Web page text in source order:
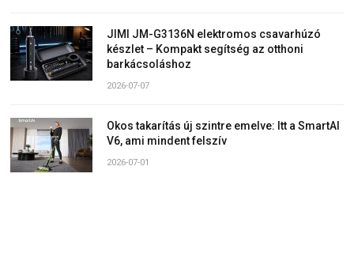
JIMI JM-G3136N elektromos csavarhúzó
készlet – Kompakt segítség az otthoni
barkácsoláshoz
2026-07-07
Okos takarítás új szintre emelve: Itt a SmartAI
V6, ami mindent felszív
2026-07-01